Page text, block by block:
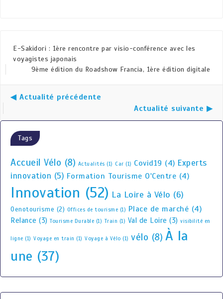
E-Sakidori : 1ère rencontre par visio-conférence avec les
voyagistes japonais
9ème édition du Roadshow Francia, 1ère édition digitale
◀ Actualité précédente
Actualité suivante ▶
Tags
Accueil Vélo (8) Actualités (1) Car (1) Covid19 (4) Experts
innovation (5) Formation Tourisme O'Centre (4)
Innovation (52) La Loire à Vélo (6)
Oenotourisme (2) Offices de tourisme (1) Place de marché (4)
Relance (3) Tourisme Durable (1) Train (1) Val de Loire (3) visibilité en
ligne (1) Voyage en train (1) Voyage à Vélo (1) vélo (8) À la
une (37)